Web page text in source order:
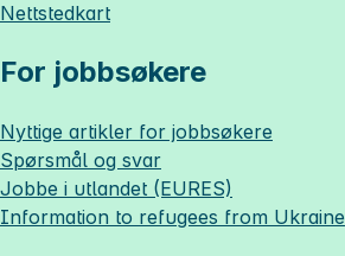
Nettstedkart
For jobbsøkere
Nyttige artikler for jobbsøkere
Spørsmål og svar
Jobbe i utlandet (EURES)
Information to refugees from Ukraine